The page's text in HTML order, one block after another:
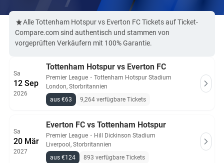
Alle Tottenham Hotspur vs Everton FC Tickets auf Ticket-
Compare.com sind authentisch und stammen von
vorgeprüften Verkäufern mit 100% Garantie.
Sa
12 Sep
2026
Tottenham Hotspur vs Everton FC
Premier League ・ Tottenham Hotspur Stadium
London, Storbritannien
aus €63
9,264 verfügbare Tickets
Sa
20 Mär
2027
Everton FC vs Tottenham Hotspur
Premier League ・ Hill Dickinson Stadium
Liverpool, Storbritannien
aus €124
893 verfügbare Tickets